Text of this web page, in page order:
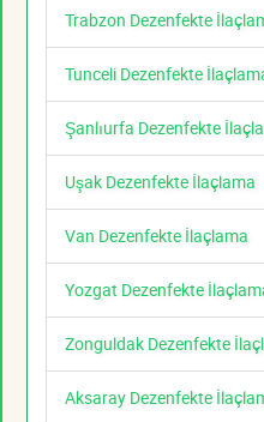
Trabzon Dezenfekte
Tunceli Dezenfekte
Şanlıurfa Dezenfekte
Uşak Dezenfekte İlaçlama
Van Dezenfekte İlaçlama
Yozgat Dezenfekte
Zonguldak Dezenfekte
Aksaray Dezenfekte